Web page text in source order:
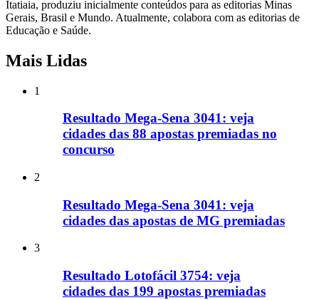
Itatiaia, produziu inicialmente conteúdos para as editorias Minas
Gerais, Brasil e Mundo. Atualmente, colabora com as editorias de
Educação e Saúde.
Mais Lidas
1
Resultado Mega-Sena 3041: veja
cidades das 88 apostas premiadas no
concurso
2
Resultado Mega-Sena 3041: veja
cidades das apostas de MG premiadas
3
Resultado Lotofácil 3754: veja
cidades das 199 apostas premiadas